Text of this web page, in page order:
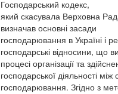
Господарський кодекс,
який скасувала Верховна
визначав основні засади
господарювання в Україні і
господарські відносини, що
процесі організації та
господарської діяльності між
господарювання. Згідно з